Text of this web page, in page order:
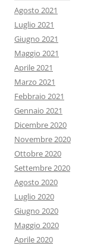
Agosto 2021
Luglio 2021
Giugno 2021
Maggio 2021
Aprile 2021
Marzo 2021
Febbraio 2021
Gennaio 2021
Dicembre 2020
Novembre 2020
Ottobre 2020
Settembre 2020
Agosto 2020
Luglio 2020
Giugno 2020
Maggio 2020
Aprile 2020